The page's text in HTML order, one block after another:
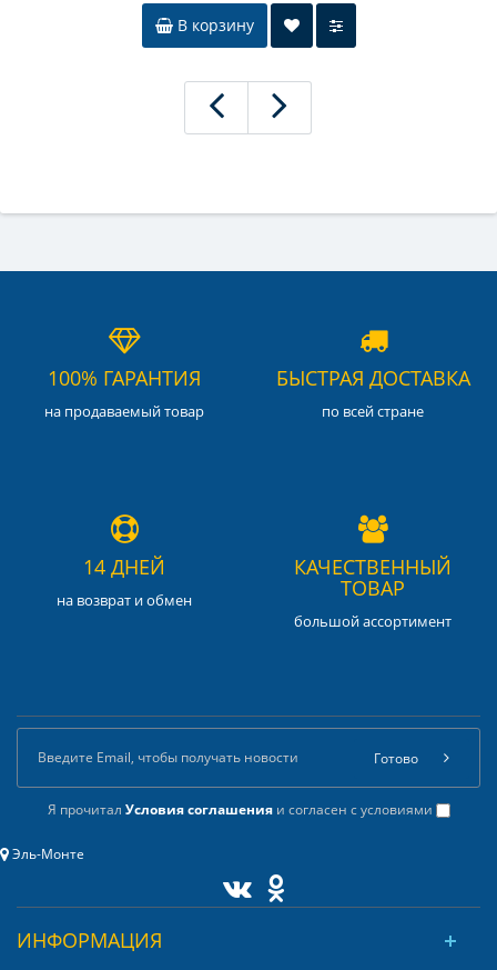
В корзину
100% ГАРАНТИЯ
на продаваемый товар
БЫСТРАЯ ДОСТАВКА
по всей стране
14 ДНЕЙ
на возврат и обмен
КАЧЕСТВЕННЫЙ
ТОВАР
большой ассортимент
Я прочитал Условия соглашенияи согласен с условиями
Готово
Эль-Монте
ИНФОРМАЦИЯ